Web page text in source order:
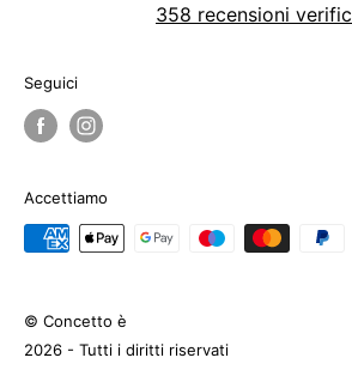
358 recensioni
Seguici
Accettiamo
© Concetto è
2026 - Tutti i diritti riservati